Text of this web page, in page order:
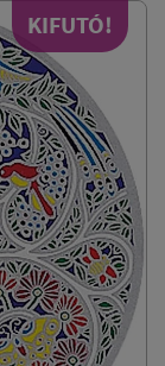
KIFUTÓ!